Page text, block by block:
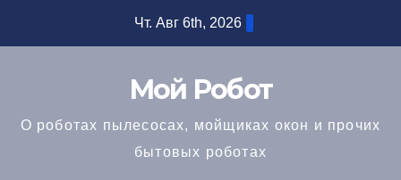
Чт. Авг 6th, 2026
Мой Робот
О роботах пылесосах, мойщиках окон и прочих
бытовых роботах